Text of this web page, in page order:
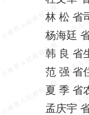
林 松 省
杨海廷
韩 良 省
范 强 省
夏 季 省
孟庆宇